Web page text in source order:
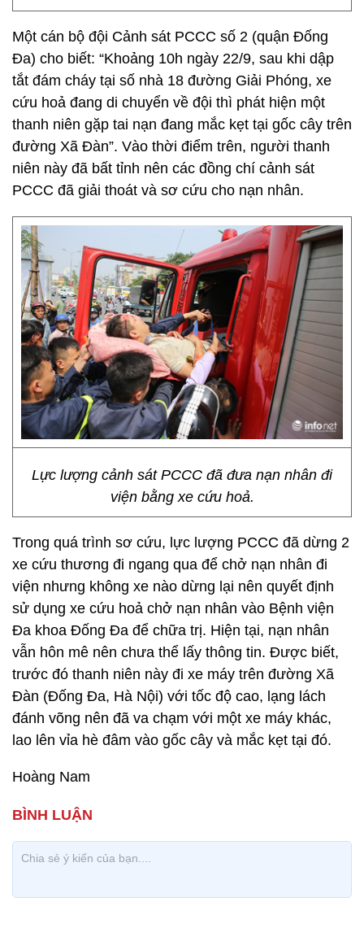
Một cán bộ đội Cảnh sát PCCC số 2 (quận Đống
Đa) cho biết: “Khoảng 10h ngày 22/9, sau khi dập
tắt đám cháy tại số nhà 18 đường Giải Phóng, xe
cứu hoả đang di chuyển về đội thì phát hiện một
thanh niên gặp tai nạn đang mắc kẹt tại gốc cây trên
đường Xã Đàn”. Vào thời điểm trên, người thanh
niên này đã bất tỉnh nên các đồng chí cảnh sát
PCCC đã giải thoát và sơ cứu cho nạn nhân.
Lực lượng cảnh sát PCCC đã đưa nạn nhân đi
viện bằng xe cứu hoả.
Trong quá trình sơ cứu, lực lượng PCCC đã dừng 2
xe cứu thương đi ngang qua để chở nạn nhân đi
viện nhưng không xe nào dừng lại nên quyết định
sử dụng xe cứu hoả chở nạn nhân vào Bệnh viện
Đa khoa Đống Đa để chữa trị. Hiện tại, nạn nhân
vẫn hôn mê nên chưa thể lấy thông tin. Được biết,
trước đó thanh niên này đi xe máy trên đường Xã
Đàn (Đống Đa, Hà Nội) với tốc độ cao, lạng lách
đánh võng nên đã va chạm với một xe máy khác,
lao lên vỉa hè đâm vào gốc cây và mắc kẹt tại đó.
Hoàng Nam